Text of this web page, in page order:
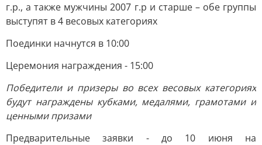
г.р., а также мужчины 2007 г.р и старше – обе группы
выступят в 4 весовых категориях
Поединки начнутся в 10:00
Церемония награждения - 15:00
Победители и призеры во всех весовых категориях
будут награждены кубками, медалями, грамотами и
ценными призами
Предварительные заявки - до 10 июня на